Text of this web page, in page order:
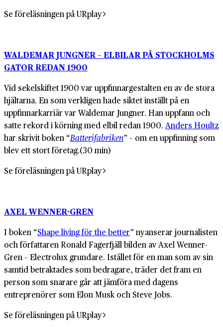
Se föreläsningen på URplay
WALDEMAR JUNGNER – ELBILAR PÅ STOCKHOLMS
GATOR REDAN 1900
Vid sekelskiftet 1900 var uppfinnargestalten en av de stora
hjältarna. En som verkligen hade siktet inställt på en
uppfinnarkarriär var Waldemar Jungner. Han uppfann och
satte rekord i körning med elbil redan 1900. Anders Houltz
har skrivit boken “Batterifabriken” – om en uppfinning som
blev ett stort företag.(30 min)
Se föreläsningen på URplay
AXEL WENNER-GREN
I boken “Shape living för the better” nyanserar journalisten
och författaren Ronald Fagerfjäll bilden av Axel Wenner-
Gren – Electrolux grundare. Istället för en man som av sin
samtid betraktades som bedragare, träder det fram en
person som snarare går att jämföra med dagens
entreprenörer som Elon Musk och Steve Jobs.
Se föreläsningen på URplay